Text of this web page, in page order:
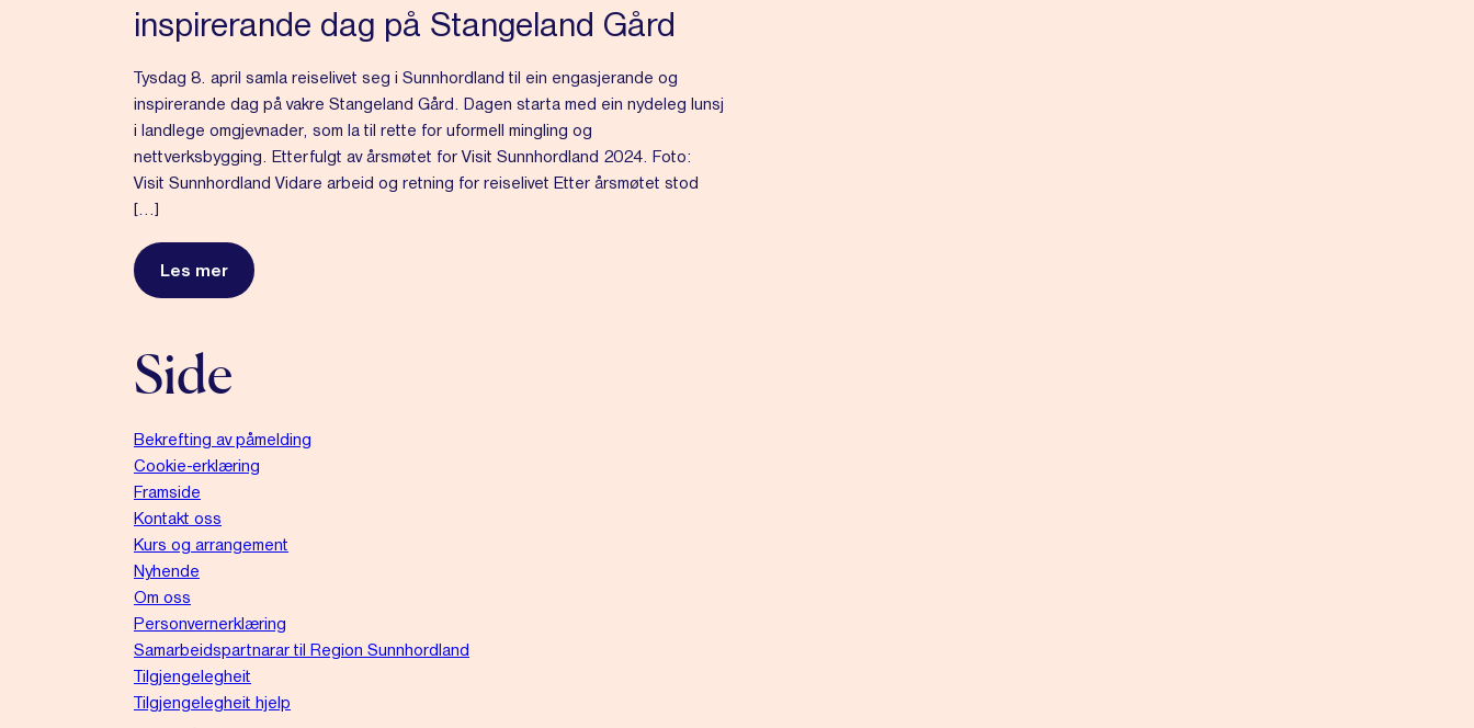
inspirerande dag på Stangeland Gård
Tysdag 8. april samla reiselivet seg i Sunnhordland til ein engasjerande og
inspirerande dag på vakre Stangeland Gård. Dagen starta med ein nydeleg lunsj
i landlege omgjevnader, som la til rette for uformell mingling og
nettverksbygging. Etterfulgt av årsmøtet for Visit Sunnhordland 2024. Foto:
Visit Sunnhordland Vidare arbeid og retning for reiselivet Etter årsmøtet stod
[…]
Les mer
Side
Bekrefting av påmelding
Cookie-erklæring
Framside
Kontakt oss
Kurs og arrangement
Nyhende
Om oss
Personvernerklæring
Samarbeidspartnarar til Region Sunnhordland
Tilgjengelegheit
Tilgjengelegheit hjelp